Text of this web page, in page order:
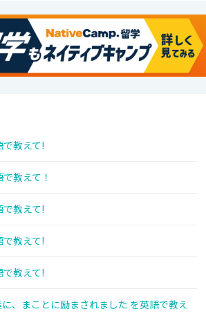
で教えて!
教えて！
で教えて!
で教えて!
で教えて!
、まことに励まされました を英語で教え